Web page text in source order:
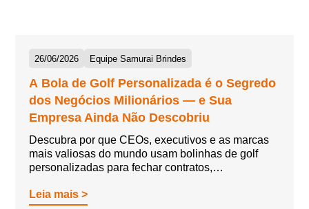
26/06/2026 Equipe Samurai Brindes
A Bola de Golf Personalizada é o Segredo
dos Negócios Milionários — e Sua
Empresa Ainda Não Descobriu
Descubra por que CEOs, executivos e as marcas
mais valiosas do mundo usam bolinhas de golf
personalizadas para fechar contratos,…
Leia mais >